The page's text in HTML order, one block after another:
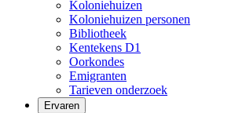
Koloniehuizen
Koloniehuizen personen
Bibliotheek
Kentekens D1
Oorkondes
Emigranten
Tarieven onderzoek
Ervaren